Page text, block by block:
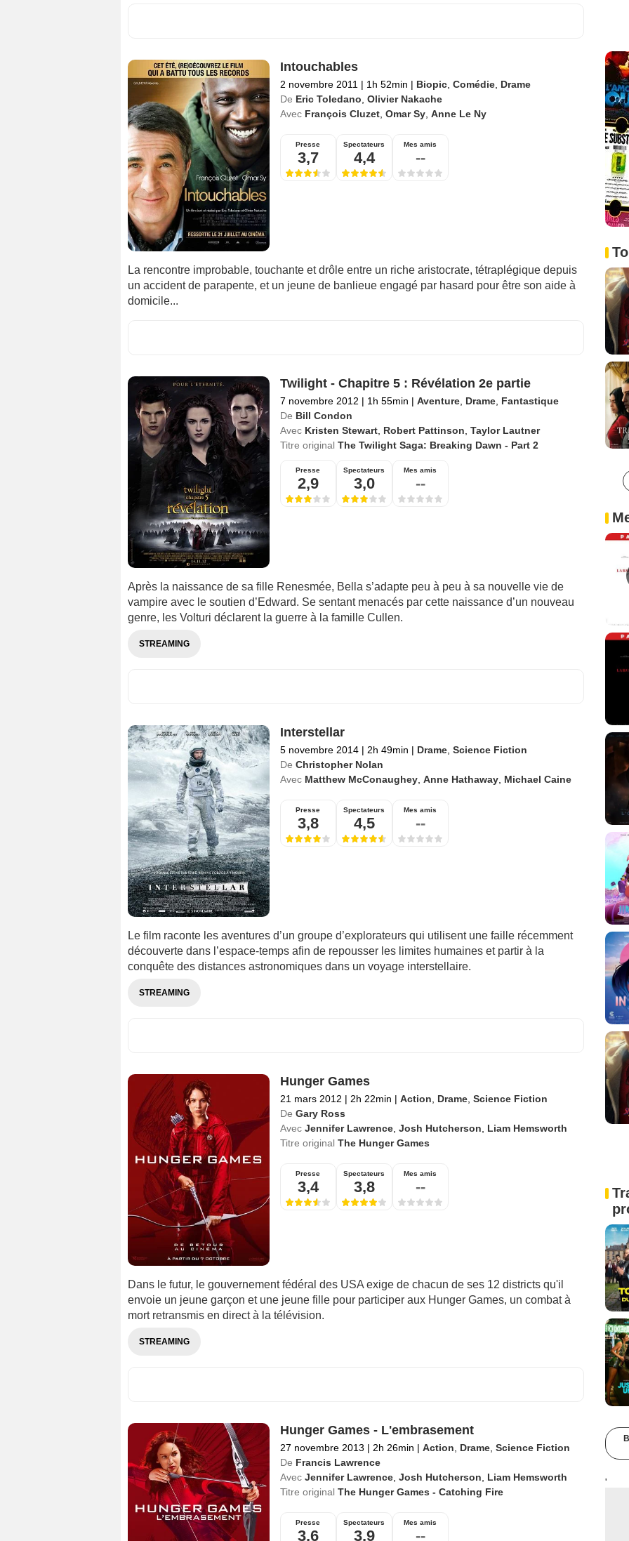
Intouchables
2 novembre 2011 | 1h 52min | Biopic, Comédie, Drame
De Eric Toledano Olivier Nakache
Avec François Cluzet, Omar Sy, Anne Le Ny
Presse
3,7
Spectateurs
4,4
Mes amis
--
La rencontre improbable, touchante et drôle entre un riche aristocrate, tétraplégique depuis
un accident de parapente, et un jeune de banlieue engagé par hasard pour être son aide à
domicile...
Twilight - Chapitre 5 : Révélation 2e partie
7 novembre 2012 | 1h 55min | Aventure, Drame, Fantastique
De Bill Condon
Avec Kristen Stewart, Robert Pattinson Taylor Lautner
Titre original The Twilight Saga: Breaking Dawn - Part 2
Presse
2,9
Spectateurs
3,0
Mes amis
--
Après la naissance de sa fille Renesmée, Bella s’adapte peu à peu à sa nouvelle vie de
vampire avec le soutien d’Edward. Se sentant menacés par cette naissance d’un nouveau
genre, les Volturi déclarent la guerre à la famille Cullen.
STREAMING
Interstellar
5 novembre 2014 | 2h 49min | Drame, Science Fiction
De Christopher Nolan
Avec Matthew McConaughey, Anne Hathaway, Michael Caine
Presse
3,8
Spectateurs
4,5
Mes amis
--
Le film raconte les aventures d’un groupe d’explorateurs qui utilisent une faille récemment
découverte dans l’espace-temps afin de repousser les limites humaines et partir à la
conquête des distances astronomiques dans un voyage interstellaire.
STREAMING
Hunger Games
21 mars 2012 | 2h 22min | Action Drame, Science Fiction
De Gary Ross
Avec Jennifer Lawrence, Josh Hutcherson
Liam Hemsworth
Titre original The Hunger Games
Presse
3,4
Spectateurs
3,8
Mes amis
--
Dans le futur, le gouvernement fédéral des USA exige de chacun de ses 12 districts qu'il
envoie un jeune garçon et une jeune fille pour participer aux Hunger Games, un combat à
mort retransmis en direct à la télévision.
STREAMING
Hunger Games - L'embrasement
27 novembre 2013 | 2h 26min | Action Drame, Science Fiction
De Francis Lawrence
Avec Jennifer Lawrence, Josh Hutcherson
Liam Hemsworth
Titre original The Hunger Games - Catching Fire
Presse
3,6
Spectateurs
3,9
Mes amis
--
'